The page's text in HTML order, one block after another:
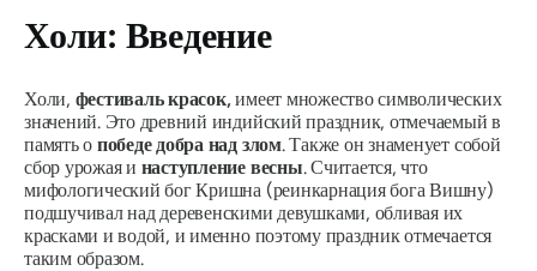
Холи: Введение
Холи, фестиваль красок,имеет множество символических
значений. Это древний индийский праздник, отмечаемый в
память о победе добра над злом. Также он знаменует собой
сбор урожая и наступление весны. Считается, что
мифологический бог Кришна (реинкарнация бога Вишну)
подшучивал над деревенскими девушками, обливая их
красками и водой, и именно поэтому праздник отмечается
таким образом.